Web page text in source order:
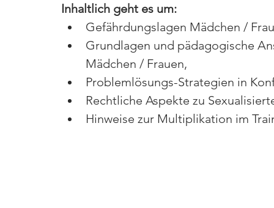
Inhaltlich geht es um:
Gefährdungslagen Mädchen /
Grundlagen und pädagogische
Mädchen / Frauen,
Problemlösungs-Strategien in
Rechtliche Aspekte zu
Hinweise zur Multiplikation im